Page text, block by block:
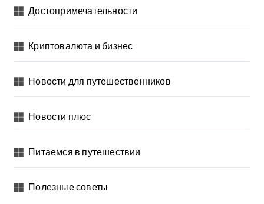
Достопримечательности
Криптовалюта и бизнес
Новости для путешественников
Новости плюс
Питаемся в путешествии
Полезные советы